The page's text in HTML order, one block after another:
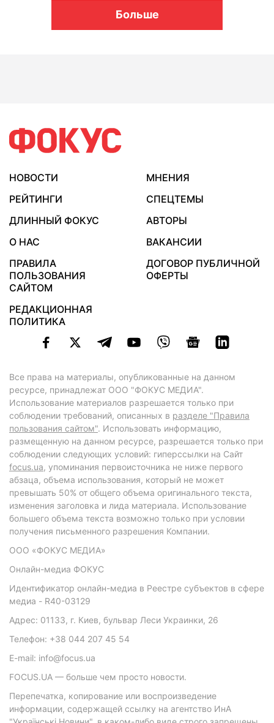
Больше
НОВОСТИ
МНЕНИЯ
РЕЙТИНГИ
СПЕЦТЕМЫ
ДЛИННЫЙ ФОКУС
АВТОРЫ
О НАС
ВАКАНСИИ
ПРАВИЛА
ПОЛЬЗОВАНИЯ
САЙТОМ
ДОГОВОР ПУБЛИЧНОЙ
ОФЕРТЫ
РЕДАКЦИОННАЯ
ПОЛИТИКА
Все права на материалы, опубликованные на данном
ресурсе, принадлежат ООО "ФОКУС МЕДИА".
Использование материалов разрешается только при
соблюдении требований, описанных в разделе "Правила
пользования сайтом". Использовать информацию,
размещенную на данном ресурсе, разрешается только при
соблюдении следующих условий: гиперссылки на Сайт
focus.ua, упоминания первоисточника не ниже первого
абзаца, объема использования, который не может
превышать 50% от общего объема оригинального текста,
изменения заголовка и лида материала. Использование
большего объема текста возможно только при условии
получения письменного разрешения Компании.
ООО «ФОКУС МЕДИА»
Онлайн-медиа ФОКУС
Идентификатор онлайн-медиа в Реестре субъектов в сфере
медиа - R40-03129
Адрес: 01133, г. Киев, бульвар Леси Украинки, 26
Телефон: +38 044 207 45 54
E-mail: info@focus.ua
FOCUS.UA — больше чем просто новости.
Перепечатка, копирование или воспроизведение
информации, содержащей ссылку на агентство ИнА